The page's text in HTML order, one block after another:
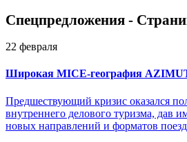
Спецпредложения -
22 февраля
Широкая MICE-география
Предшествующий кризис оказался
внутреннего делового туризма, дав
новых направлений и форматов